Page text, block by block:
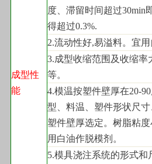
成型性
能
度、滞留时间超过30min
得超过0.3%.
2.流动性好,易溢料。宜用
3.成型收缩范围及收缩
等。
4.模温按塑件壁厚在20-
型、料温、塑件形状尺
塑件壁厚选定。树脂粘
用白油作脱模剂。
5.模具浇注系统的形式和